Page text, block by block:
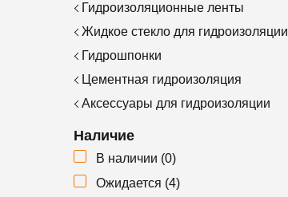
Гидроизоляционные ленты
Жидкое стекло для гидроизоляции
Гидрошпонки
Цементная гидроизоляция
Аксессуары для гидроизоляции
Наличие
В наличии (0)
Ожидается (4)